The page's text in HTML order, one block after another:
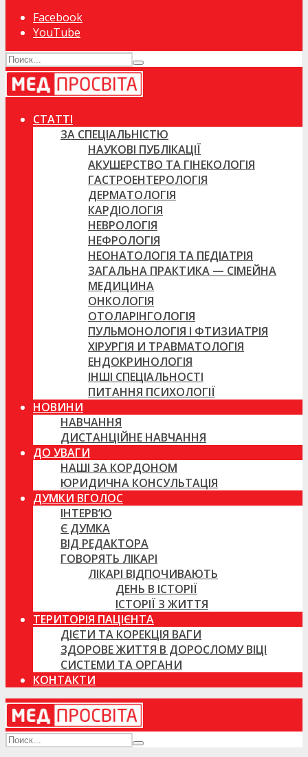
Facebook
YouTube
СТАТТІ
ЗА СПЕЦІАЛЬНІСТЮ
НАУКОВІ ПУБЛІКАЦІЇ
АКУШЕРСТВО ТА ГІНЕКОЛОГІЯ
ГАСТРОЕНТЕРОЛОГІЯ
ДЕРМАТОЛОГІЯ
КАРДІОЛОГІЯ
НЕВРОЛОГІЯ
НЕФРОЛОГІЯ
НЕОНАТОЛОГІЯ ТА ПЕДІАТРІЯ
ЗАГАЛЬНА ПРАКТИКА — СІМЕЙНА
МЕДИЦИНА
ОНКОЛОГІЯ
ОТОЛАРІНГОЛОГІЯ
ПУЛЬМОНОЛОГІЯ І ФТИЗИАТРІЯ
ХІРУРГІЯ И ТРАВМАТОЛОГІЯ
ЕНДОКРИНОЛОГІЯ
ІНШІ СПЕЦІАЛЬНОСТІ
ПИТАННЯ ПСИХОЛОГІЇ
НОВИНИ
НАВЧАННЯ
ДИСТАНЦІЙНЕ НАВЧАННЯ
ДО УВАГИ
НАШІ ЗА КОРДОНОМ
ЮРИДИЧНА КОНСУЛЬТАЦІЯ
ДУМКИ ВГОЛОС
ІНТЕРВ’Ю
Є ДУМКА
ВІД РЕДАКТОРА
ГОВОРЯТЬ ЛІКАРІ
ЛІКАРІ ВІДПОЧИВАЮТЬ
ДЕНЬ В ІСТОРІЇ
ІСТОРІЇ З ЖИТТЯ
ТЕРИТОРІЯ ПАЦІЄНТА
ДІЄТИ ТА КОРЕКЦІЯ ВАГИ
ЗДОРОВЕ ЖИТТЯ В ДОРОСЛОМУ ВІЦІ
СИСТЕМИ ТА ОРГАНИ
КОНТАКТИ